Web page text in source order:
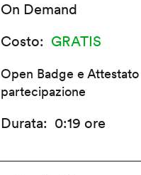
On Demand
Costo
GRATIS
Open Badge e
partecipazione
Durata 0:19 ore